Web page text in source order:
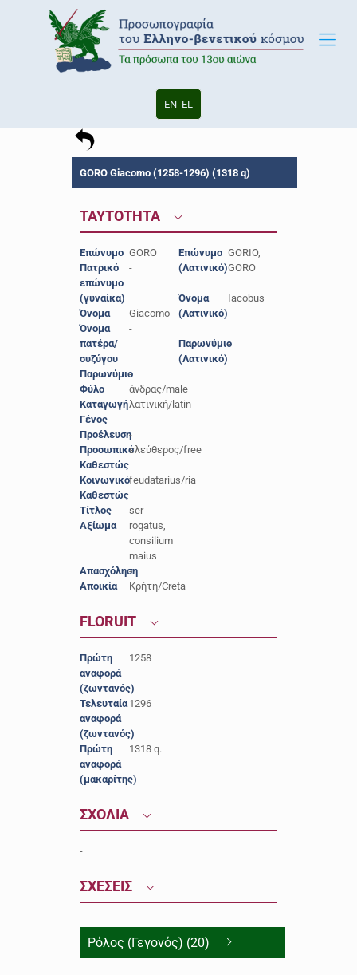
EN EL
GORO Giacomo (1258-1296) (1318 q)
ΤΑΥΤΟΤΗΤΑ
Επώνυμο GORO
Πατρικό
επώνυμο
(γυναίκα)
-
Όνομα
Giacomo
Όνομα
πατέρα/
συζύγου
-
Παρωνύμιο
-
Φύλο
άνδρας/male
Καταγωγήλατινική/latin
Γένος
-
Προέλευση-
Προσωπικό
Καθεστώς
ελεύθερος/free
Κοινωνικό
Καθεστώς
feudatarius/ria
Τίτλος
ser
Αξίωμα
rogatus,
consilium
maius
Απασχόληση
-
Αποικία
Κρήτη/Creta
Επώνυμο
(Λατινικό)
GORIO,
GORO
Όνομα
(Λατινικό)
Iacobus
Παρωνύμιο
(Λατινικό)
-
FLORUIT
Πρώτη
αναφορά
(ζωντανός)
1258
Τελευταία
αναφορά
(ζωντανός)
1296
Πρώτη
αναφορά
(μακαρίτης)
1318 q.
ΣΧΟΛΙΑ
-
ΣΧΕΣΕΙΣ
Ρόλος (Γεγονός) (20)